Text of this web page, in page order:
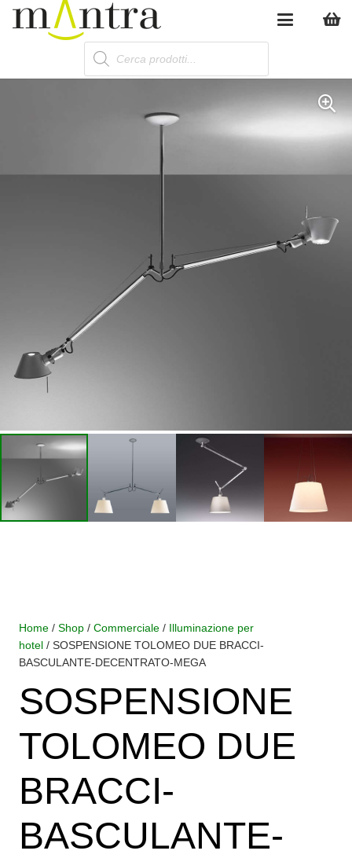
Products
search
Home / Shop / Commerciale / Illuminazione per
hotel / SOSPENSIONE TOLOMEO DUE BRACCI-
BASCULANTE-DECENTRATO-MEGA
SOSPENSIONE
TOLOMEO DUE
BRACCI-
BASCULANTE-